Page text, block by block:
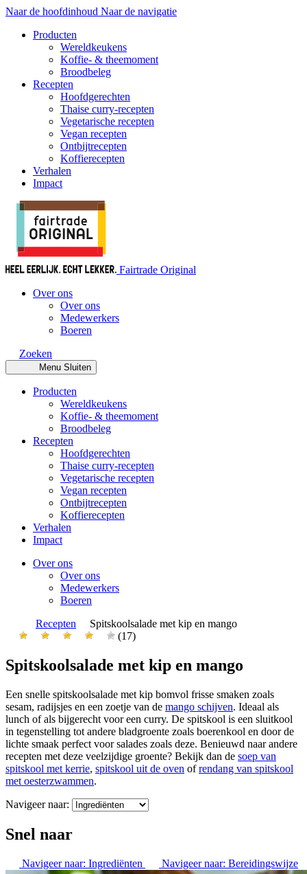
Naar de hoofdinhoud Naar de navigatie
Producten
Wereldkeukens
Koffie- & theemoment
Broodbeleg
Recepten
Hoofdgerechten
Thaise curry-recepten
Vegetarische recepten
Vegan recepten
Ontbijtrecepten
Koffierecepten
Verhalen
Impact
Fairtrade Original
Over ons
Over ons
Medewerkers
Boeren
Zoeken
Menu Sluiten
Producten
Wereldkeukens
Koffie- & theemoment
Broodbeleg
Recepten
Hoofdgerechten
Thaise curry-recepten
Vegetarische recepten
Vegan recepten
Ontbijtrecepten
Koffierecepten
Verhalen
Impact
Over ons
Over ons
Medewerkers
Boeren
Recepten
Spitskoolsalade met kip en mango
(17)
Spitskoolsalade met kip en mango
Een snelle spitskoolsalade met kip bomvol frisse smaken zoals
sesam, radijsjes en een zoetje van de mango schijven. Ideaal als
lunch of als bijgerecht voor een curry. De spitskool is een sluitkool
in tegenstelling tot andere bladgroente zoals boerenkool en door de
lichte smaak perfect voor salades zoals deze. Benieuwd naar andere
recepten met deze veelzijdige groente? Bekijk dan de soep van
spitskool met kerrie, spitskool uit de oven ofrendang van spitskool
met oesterzwammen.
Navigeer naar:
Snel naar
Navigeer naar: Ingrediënten Navigeer naar: Bereidingswijze